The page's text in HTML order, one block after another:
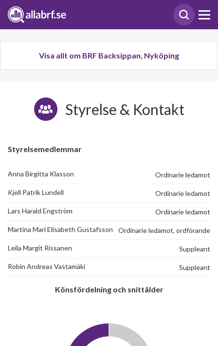
Visa allt om BRF Backsippan, Nyköping
Styrelse & Kontakt
Styrelsemedlemmar
Anna Birgitta Klasson Ordinarie ledamot
Kjell Patrik Lundell Ordinarie ledamot
Lars Harald Engström Ordinarie ledamot
Martina Mari Elisabeth Gustafsson Ordinarie ledamot, ordförande
Leila Margit Rissanen Suppleant
Robin Andreas Vastamäki Suppleant
Könsfördelning och snittålder